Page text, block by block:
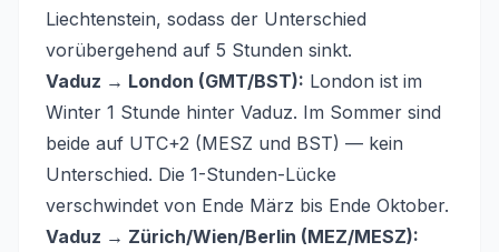
Liechtenstein, sodass der Unterschied
vorübergehend auf 5 Stunden sinkt.
Vaduz → London (GMT/BST): London ist im
Winter 1 Stunde hinter Vaduz. Im Sommer sind
beide auf UTC+2 (MESZ und BST) — kein
Unterschied. Die 1-Stunden-Lücke
verschwindet von Ende März bis Ende Oktober.
Vaduz → Zürich/Wien/Berlin (MEZ/MESZ):